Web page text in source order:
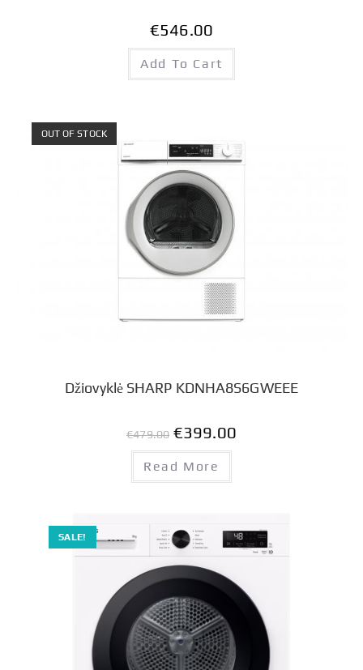
€546.00
Add To Cart
OUT OF STOCK
Džiovyklė SHARP KDNHA8S6GWEEE
€479.00 €399.00
Read More
SALE!